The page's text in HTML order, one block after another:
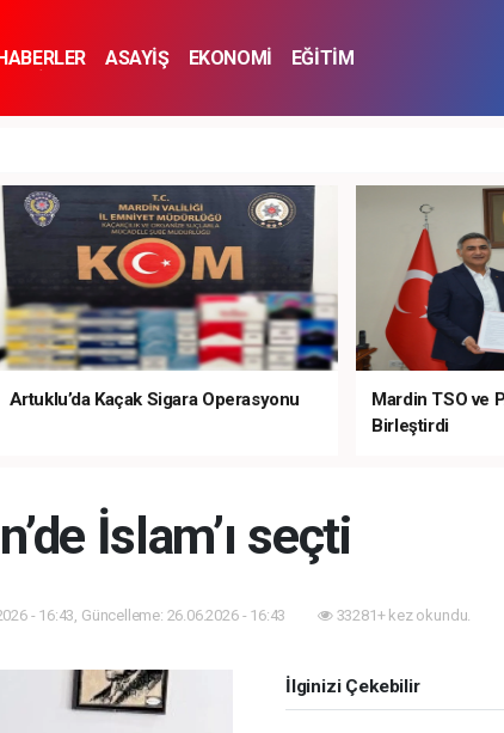
ASAYİŞ EKONOMİ
EĞİTİM
Artuklu’da Kaçak Sigara Operasyonu
Mardin TSO ve
Birleştirdi
İslam’ı seçti
- 16:43, Güncelleme: 26.06.2026 - 16:43 33281+ kez okundu.
İlginizi Çekebilir